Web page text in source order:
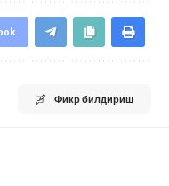
Фикр билдириш